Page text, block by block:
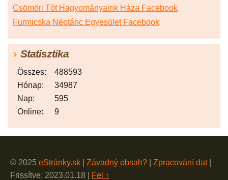
Csömöri Tót Hagyományaink Háza Facebook
Furmicska Néptánc Egyesület Facebook
Statisztika
Online: 9
Összes:
488593
Hónap:
34987
Nap:
595
© 2025 eStránky.sk Závadný obsah? Zpracování dat|
Frissítve: 2023.01.18
Fel ↑